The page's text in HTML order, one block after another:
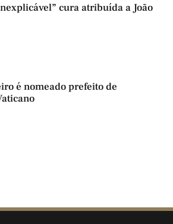
cura atribuída a João
é nomeado prefeito de